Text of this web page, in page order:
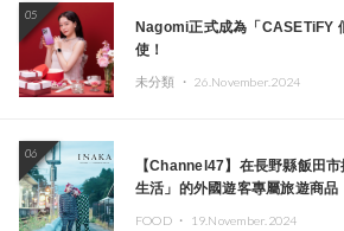
05
Nagomi正式成為「CASETiFY
使！
未分類 ・ 26.November.2024
06
【Channel47】在長野縣飯田
生活」的外國遊客專屬旅遊商品
FOOD ・ 19.November.2024